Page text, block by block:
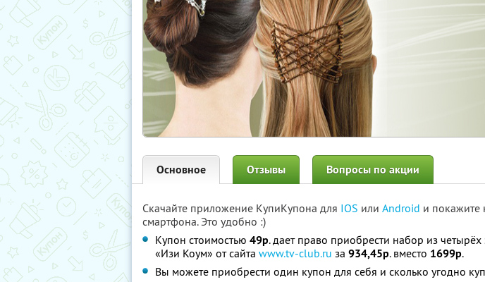
Основное Отзывы Вопросы по акции
Скачайте приложение КупиКупона для IOS или Android и покажите
смартфона. Это удобно :)
Купон стоимостью 49р. дает право приобрести набор из
«Изи Коум» от сайта www.tv-club.ru за 934,45р. вместо 1699р.
Вы можете приобрести один купон для себя и сколько угодно